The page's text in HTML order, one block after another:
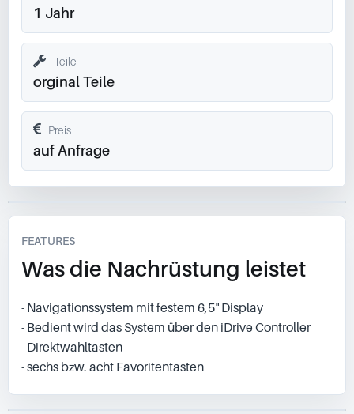
1 Jahr
Teile
orginal Teile
Preis
auf Anfrage
FEATURES
Was die Nachrüstung leistet
- Navigationssystem mit festem 6,5" Display
- Bedient wird das System über den iDrive Controller
- Direktwahltasten
- sechs bzw. acht Favoritentasten